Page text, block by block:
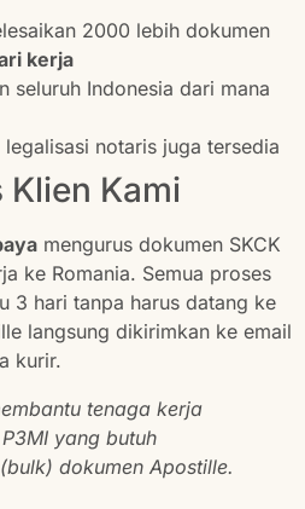
2000 lebih dokumen
kerja
seluruh Indonesia dari mana
legalisasi notaris juga tersedia
Kami
mengurus dokumen SKCK
ke Romania. Semua proses
3 hari tanpa harus datang ke
langsung dikirimkan ke email
kurir.
tenaga kerja
yang butuh
dokumen Apostille.